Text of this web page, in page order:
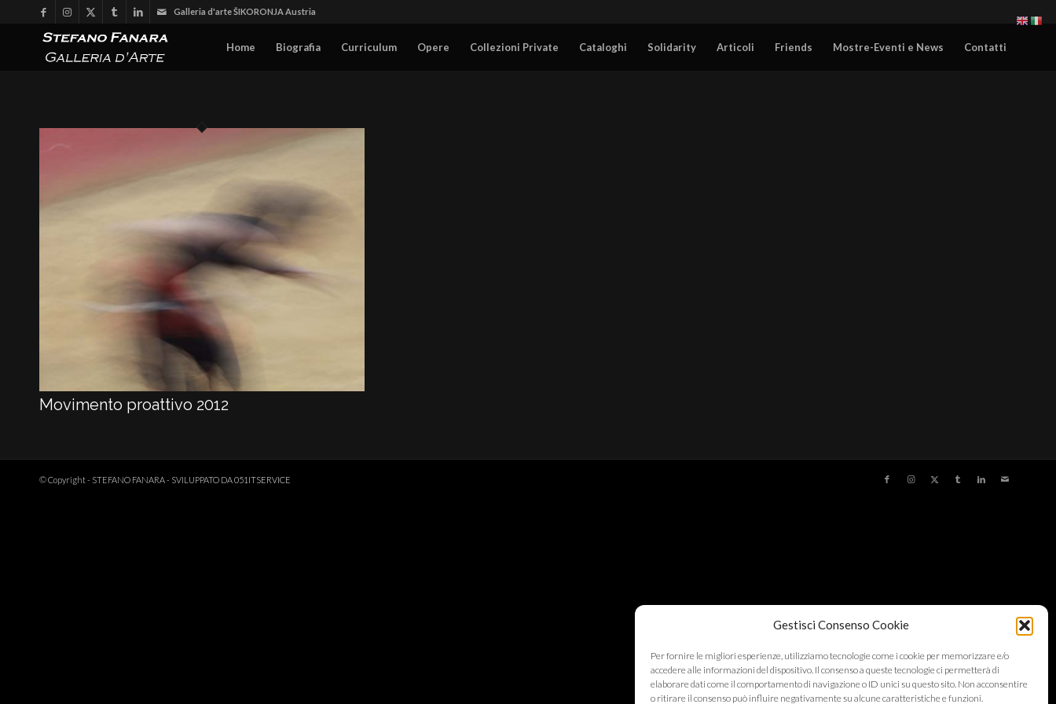
Gestisci Consenso Cookie
Per fornire le migliori esperienze, utilizziamo tecnologie come i cookie per memorizzare e/o
accedere alle informazioni del dispositivo. Il consenso a queste tecnologie ci permetterà di
elaborare dati come il comportamento di navigazione o ID unici su questo sito. Non acconsentire
o ritirare il consenso può influire negativamente su alcune caratteristiche e funzioni.
Galleria d'arte ŠIKORONJA Austria
Home Biografia Curriculum Opere Collezioni Private Cataloghi Solidarity Articoli Friends Mostre-Eventi e News Contatti
Movimento proattivo 2012
© Copyright - STEFANO FANARA - SVILUPPATO DA051ITSERVICE